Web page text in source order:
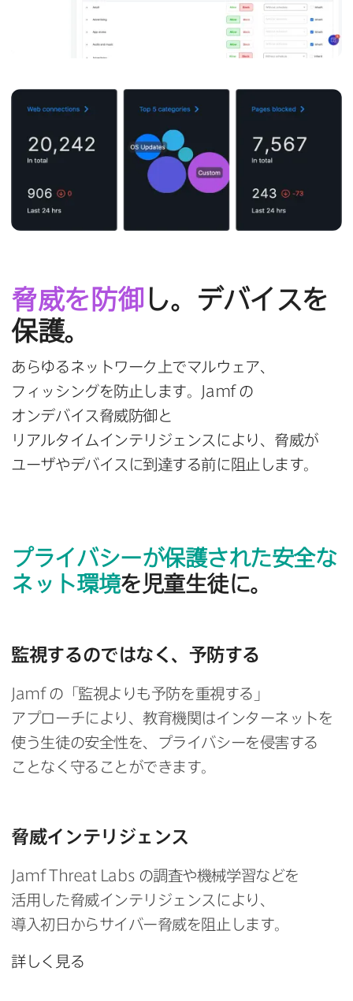
脅威を​防御 し。​デバイスを​
保護。
あらゆる​ネットワーク上で​マルウェア、​
フィッシングを​防止します。
Jamf の​
オンデバイス脅威防御と​
リアルタイムインテリジェンスに​より、​脅威が​
ユーザや​デバイスに​到達する​前に​阻止します。
プライバシーが​保護された​安全な​
ネット環境を​児童生徒に。
監視するのではなく、​予防する
Jamf の​「監視よりも​予防を​重視する」​
アプローチに​より、​教育機関は​インターネットを​
使う​生徒の​安全性を、​プライバシーを​侵害する​
ことなく​守る​ことができます。
脅威インテリジェンス
Jamf Threat Labs の​調査や​機械​学習などを​
活用した​脅威インテリジェンスに​より、​
導入初日から​サイバー脅威を​阻止します。
詳しく​見る